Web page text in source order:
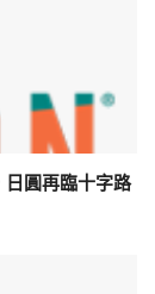
圓再臨十字路